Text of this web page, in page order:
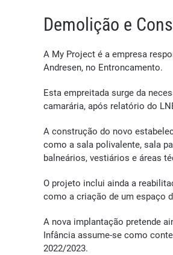
Demolição e
A My Project é a empresa
Andresen, no Entroncamento.
Esta empreitada surge da
camarária, após relatório do
A construção do novo
como a sala polivalente, sala
balneários, vestiários e áreas
O projeto inclui ainda a
como a criação de um espaço
A nova implantação pretende
Infância assume-se como
2022/2023.